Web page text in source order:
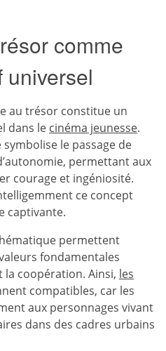
comme
universel
au trésor constitue un
dans le cinéma jeunesse.
le passage de
permettant aux
courage et ingéniosité.
ce concept
captivante.
permettent
fondamentales
la coopération. Ainsi, les
compatibles, car les
aux personnages vivant
dans des cadres urbains